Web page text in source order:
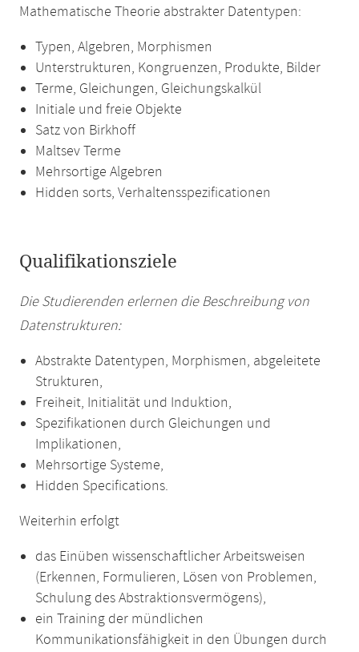
Mathematische Theorie abstrakter Datentypen:
Typen, Algebren, Morphismen
Unterstrukturen, Kongruenzen, Produkte, Bilder
Terme, Gleichungen, Gleichungskalkül
Initiale und freie Objekte
Satz von Birkhoff
Maltsev Terme
Mehrsortige Algebren
Hidden sorts, Verhaltensspezificationen
Qualifikationsziele
Die Studierenden erlernen die Beschreibung von
Datenstrukturen:
Abstrakte Datentypen, Morphismen, abgeleitete
Strukturen,
Freiheit, Initialität und Induktion,
Spezifikationen durch Gleichungen und
Implikationen,
Mehrsortige Systeme,
Hidden Specifications.
Weiterhin erfolgt
das Einüben wissenschaftlicher Arbeitsweisen
(Erkennen, Formulieren, Lösen von Problemen,
Schulung des Abstraktionsvermögens),
ein Training der mündlichen
Kommunikationsfähigkeit in den Übungen durch